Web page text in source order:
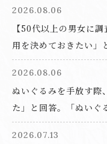
2026.08.06
【50代以上の男女に
用を決めておきたい」
験は9.6%にとどまる
2026.08.06
ぬいぐるみを手放す際
た」と回答。「ぬいぐ
2026.07.13